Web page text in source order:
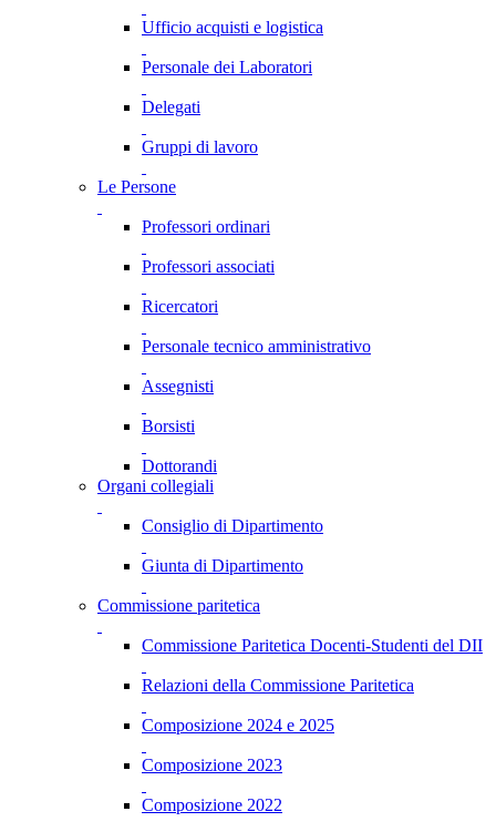
Ufficio acquisti e logistica
Personale dei Laboratori
Delegati
Gruppi di lavoro
Le Persone
Professori ordinari
Professori associati
Ricercatori
Personale tecnico amministrativo
Assegnisti
Borsisti
Dottorandi
Organi collegiali
Consiglio di Dipartimento
Giunta di Dipartimento
Commissione paritetica
Commissione Paritetica Docenti-Studenti del DII
Relazioni della Commissione Paritetica
Composizione 2024 e 2025
Composizione 2023
Composizione 2022